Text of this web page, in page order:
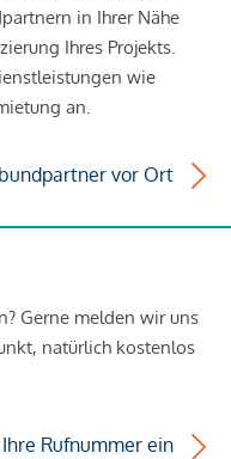
in Ihrer Nähe
Ihres Projekts.
wie
an.
vor Ort
Gerne melden wir uns
natürlich kostenlos
Rufnummer ein